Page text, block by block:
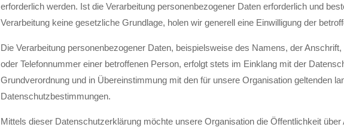
erforderlich werden. Ist die Verarbeitung personenbezogener Daten erforderlich und
Verarbeitung keine gesetzliche Grundlage, holen wir generell eine Einwilligung der
Die Verarbeitung personenbezogener Daten, beispielsweise des Namens, der
oder Telefonnummer einer betroffenen Person, erfolgt stets im Einklang mit der
Grundverordnung und in Übereinstimmung mit den für unsere Organisation geltenden
Datenschutzbestimmungen.
Mittels dieser Datenschutzerklärung möchte unsere Organisation die Öffentlichkeit über